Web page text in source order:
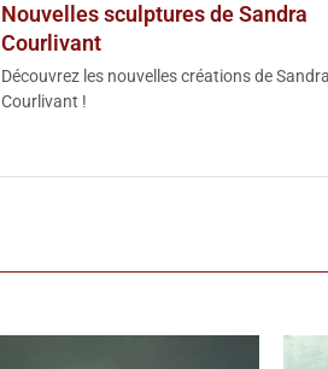
Nouvelles sculptures de Sandra
Courlivant
Découvrez les nouvelles créations de Sandra
Courlivant !